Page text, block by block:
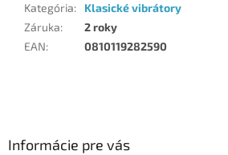
Kategória:
Klasické vibrátory
Záruka:
2 roky
EAN: 0810119282590
Informácie pre vás